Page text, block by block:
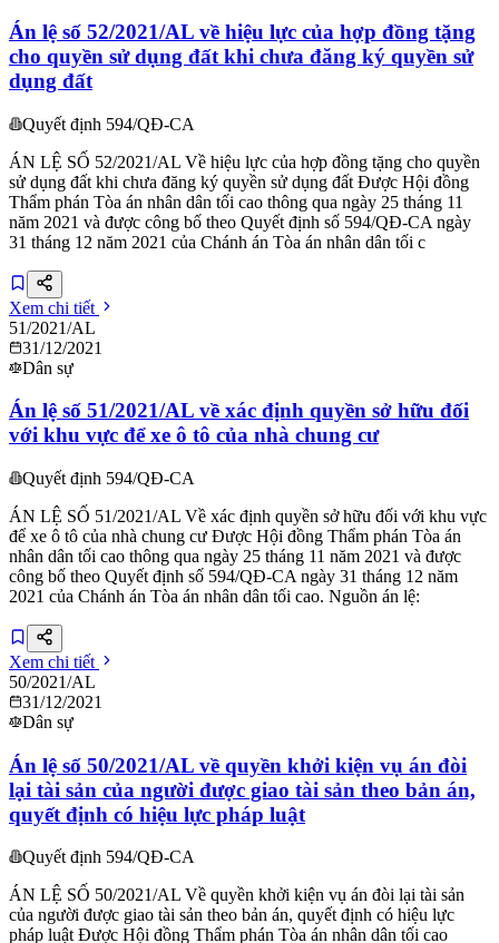
Án lệ số 52/2021/AL về hiệu lực của hợp đồng tặng
cho quyền sử dụng đất khi chưa đăng ký quyền sử
dụng đất
Quyết định 594/QĐ-CA
ÁN LỆ SỐ 52/2021/AL Về hiệu lực của hợp đồng tặng cho quyền
sử dụng đất khi chưa đăng ký quyền sử dụng đất Được Hội đồng
Thẩm phán Tòa án nhân dân tối cao thông qua ngày 25 tháng 11
năm 2021 và được công bố theo Quyết định số 594/QĐ-CA ngày
31 tháng 12 năm 2021 của Chánh án Tòa án nhân dân tối c
Xem chi tiết
51/2021/AL
31/12/2021
Dân sự
Án lệ số 51/2021/AL về xác định quyền sở hữu đối
với khu vực để xe ô tô của nhà chung cư
Quyết định 594/QĐ-CA
ÁN LỆ SỐ 51/2021/AL Về xác định quyền sở hữu đối với khu vực
để xe ô tô của nhà chung cư Được Hội đồng Thẩm phán Tòa án
nhân dân tối cao thông qua ngày 25 tháng 11 năm 2021 và được
công bố theo Quyết định số 594/QĐ-CA ngày 31 tháng 12 năm
2021 của Chánh án Tòa án nhân dân tối cao. Nguồn án lệ:
Xem chi tiết
50/2021/AL
31/12/2021
Dân sự
Án lệ số 50/2021/AL về quyền khởi kiện vụ án đòi
lại tài sản của người được giao tài sản theo bản án,
quyết định có hiệu lực pháp luật
Quyết định 594/QĐ-CA
ÁN LỆ SỐ 50/2021/AL Về quyền khởi kiện vụ án đòi lại tài sản
của người được giao tài sản theo bản án, quyết định có hiệu lực
pháp luật Được Hội đồng Thẩm phán Tòa án nhân dân tối cao